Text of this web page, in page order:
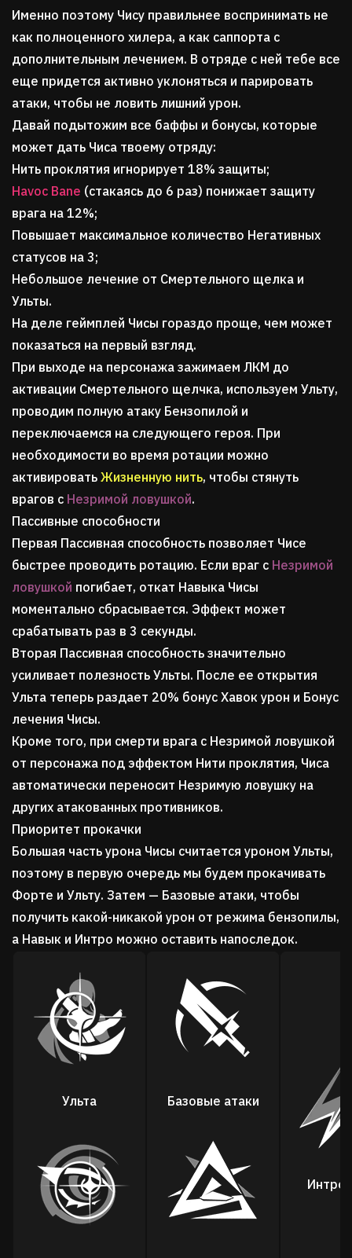
Именно поэтому Чису правильнее воспринимать не
как полноценного хилера, а как саппорта с
дополнительным лечением. В отряде с ней тебе все
еще придется активно уклоняться и парировать
атаки, чтобы не ловить лишний урон.
Давай подытожим все баффы и бонусы, которые
может дать Чиса твоему отряду:
Нить проклятия игнорирует 18% защиты;
Havoc Bane (стакаясь до 6 раз) понижает защиту
врага на 12%;
Повышает максимальное количество Негативных
статусов на 3;
Небольшое лечение от Смертельного щелка и
Ульты.
На деле геймплей Чисы гораздо проще, чем может
показаться на первый взгляд.
При выходе на персонажа зажимаем ЛКМ до
активации Смертельного щелчка, используем Ульту,
проводим полную атаку Бензопилой и
переключаемся на следующего героя. При
необходимости во время ротации можно
активировать Жизненную нить, чтобы стянуть
врагов с Незримой ловушкой.
Пассивные способности
Первая Пассивная способность позволяет Чисе
быстрее проводить ротацию. Если враг с Незримой
ловушкой погибает, откат Навыка Чисы
моментально сбрасывается. Эффект может
срабатывать раз в 3 секунды.
Вторая Пассивная способность значительно
усиливает полезность Ульты. После ее открытия
Ульта теперь раздает 20% бонус Хавок урон и Бонус
лечения Чисы.
Кроме того, при смерти врага с Незримой ловушкой
от персонажа под эффектом Нити проклятия, Чиса
автоматически переносит Незримую ловушку на
других атакованных противников.
Приоритет прокачки
Большая часть урона Чисы считается уроном Ульты,
поэтому в первую очередь мы будем прокачивать
Форте и Ульту. Затем — Базовые атаки, чтобы
получить какой-никакой урон от режима бензопилы,
а Навык и Интро можно оставить напоследок.
Ульта Базовые атаки
Интро